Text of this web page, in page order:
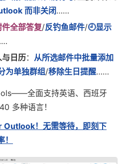
而非关闭……
件全部答复/反钓鱼邮件/🕘显示
日历： 从所选邮件中批量添加
为单独群组/移除生日提醒……
全面支持英语、西班牙
多种语言！
！无需等待，即刻下